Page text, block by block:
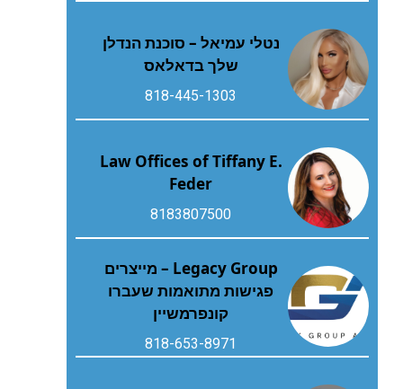
נטלי עמיאל – סוכנת הנדלן
שלך בדאלאס
818-445-1303
Law Offices of Tiffany E.
Feder
8183807500
Legacy Group – מייצרים
פגישות מתואמות שעברו
קונפרמשיין
818-653-8971